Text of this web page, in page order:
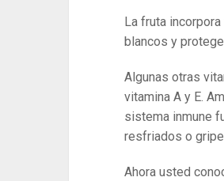
La fruta
blancos y
Algunas otras
vitamina A y E.
sistema inmune
resfriados o
Ahora usted